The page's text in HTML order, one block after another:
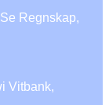
Regnskap,
Vitbank,